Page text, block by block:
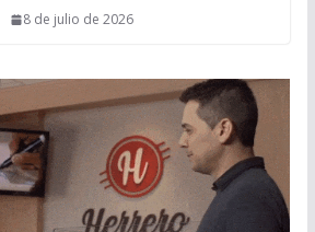
8 de julio de 2026